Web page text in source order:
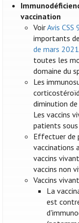
vaccination
VoirAvis
importants
de mars 2021
toutes les
domaine du
Les
diminution
Les vaccins
patients sous
Effectuer de
vaccinations
vaccins
vaccins non
Vaccins
La
est